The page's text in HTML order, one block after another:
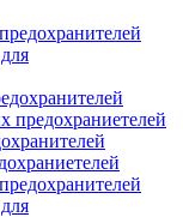
предохраниетелей